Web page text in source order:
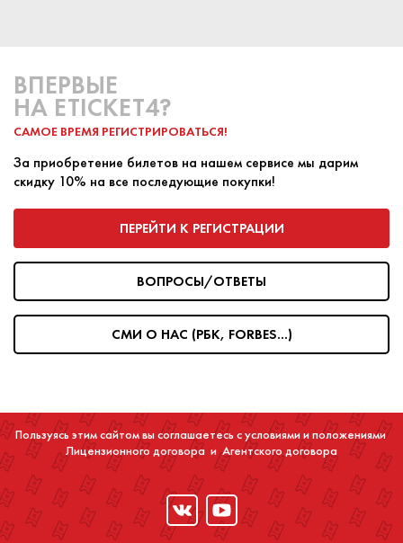
ВПЕРВЫЕ
НА ETICKET4?
САМОЕ ВРЕМЯ РЕГИСТРИРОВАТЬСЯ!
За приобретение билетов на нашем сервисе мы дарим
скидку 10% на все последующие покупки!
ПЕРЕЙТИ К РЕГИСТРАЦИИ
ВОПРОСЫ/ОТВЕТЫ
СМИ О НАС (РБК, FORBES...)
Пользуясь этим сайтом вы соглашаетесь с условиями и положениями
Лицензионного договора иАгентского договора